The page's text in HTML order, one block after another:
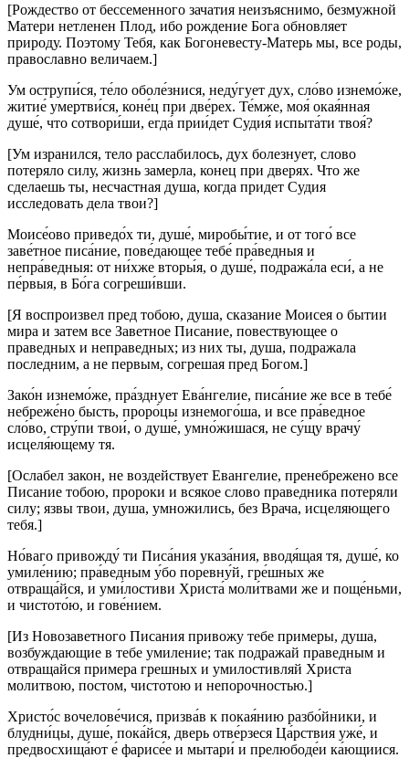
[Рождество от бессеменного зачатия неизъяснимо, безмужной
Матери нетленен Плод, ибо рождение Бога обновляет
природу. Поэтому Тебя, как Богоневесту-Матерь мы, все роды,
православно величаем.]
Ум острупи́ся, те́ло оболе́знися, неду́гует дух, сло́во изнемо́же,
житие́ умертви́ся, коне́ц при две́рех. Те́мже, моя́ окая́нная
душе́, что сотвори́ши, егда́ прии́дет Судия́ испыта́ти твоя́?
[Ум изранился, тело расслабилось, дух болезнует, слово
потеряло силу, жизнь замерла, конец при дверях. Что же
сделаешь ты, несчастная душа, когда придет Судия
исследовать дела твои?]
Моисе́ово приведо́х ти, душе́, миробы́тие, и от того́ все
заве́тное писа́ние, пове́дающее тебе́ пра́ведныя и
непра́ведныя: от ни́хже вторы́я, о душе́, подража́ла еси́, а не
пе́рвыя, в Бо́га согреши́вши.
[Я воспроизвел пред тобою, душа, сказание Моисея о бытии
мира и затем все Заветное Писание, повествующее о
праведных и неправедных; из них ты, душа, подражала
последним, а не первым, согрешая пред Богом.]
Зако́н изнемо́же, пра́зднует Ева́нгелие, писа́ние же все в тебе́
небреже́но бысть, проро́цы изнемого́ша, и все пра́ведное
сло́во, стру́пи твои́, о душе́, умно́жишася, не су́щу врачу́
исцеля́ющему тя.
[Ослабел закон, не воздействует Евангелие, пренебрежено все
Писание тобою, пророки и всякое слово праведника потеряли
силу; язвы твои, душа, умножились, без Врача, исцеляющего
тебя.]
Но́ваго привожду́ ти Писа́ния указа́ния, вводя́щая тя, душе́, ко
умиле́нию; пра́ведным у́бо поревну́й, гре́шных же
отвраща́йся, и уми́лостиви Христа́ моли́твами же и поще́ньми,
и чистото́ю, и гове́нием.
[Из Новозаветного Писания привожу тебе примеры, душа,
возбуждающие в тебе умиление; так подражай праведным и
отвращайся примера грешных и умилостивляй Христа
молитвою, постом, чистотою и непорочностью.]
Христо́с вочелове́чися, призва́в к покая́нию разбо́йники, и
блудни́цы, душе́, пока́йся, дверь отве́рзеся Ца́рствия уже́, и
предвосхища́ют е́ фарисе́е и мытари́ и прелюбоде́и ка́ющиися.